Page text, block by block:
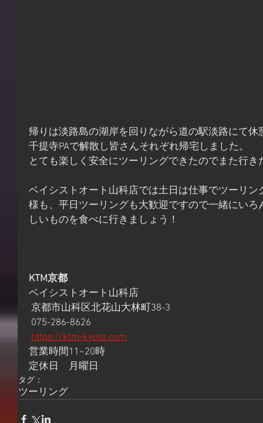
帰りは淡路島の湖岸を回りながら道の駅淡路にて
千提寺PAで解散し皆さんそれぞれ帰宅しました。
とても楽しく安全にツーリングできたのでまた行
ベイシストオート山科店では土日は仕事でツーリ
様も、平日ツーリングも大歓迎ですので一緒にい
しいものを食べに行きましょう！
KTM京都
ベイシストオート山科店
京都市山科区北花山大林町38-3
075-286-8626
https://ktm-kyoto.com
営業時間11~20時
定休日　月曜日
タグ：
ツーリング